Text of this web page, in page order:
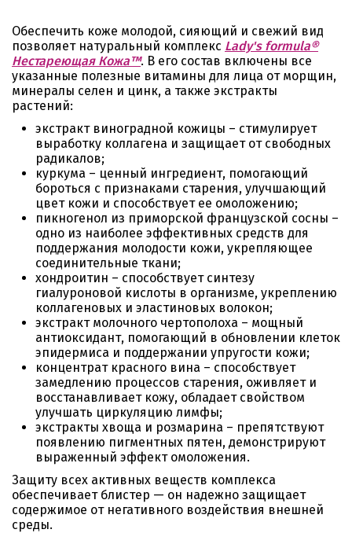
Обеспечить коже молодой, сияющий и свежий вид
позволяет натуральный комплекс Lady's formula®
Нестареющая Кожа™. В его состав включены все
указанные полезные витамины для лица от морщин,
минералы селен и цинк, а также экстракты
растений:
экстракт виноградной кожицы – стимулирует
выработку коллагена и защищает от свободных
радикалов;
куркума – ценный ингредиент, помогающий
бороться с признаками старения, улучшающий
цвет кожи и способствует ее омоложению;
пикногенол из приморской французской сосны –
одно из наиболее эффективных средств для
поддержания молодости кожи, укрепляющее
соединительные ткани;
хондроитин – способствует синтезу
гиалуроновой кислоты в организме, укреплению
коллагеновых и эластиновых волокон;
экстракт молочного чертополоха – мощный
антиоксидант, помогающий в обновлении клеток
эпидермиса и поддержании упругости кожи;
концентрат красного вина – способствует
замедлению процессов старения, оживляет и
восстанавливает кожу, обладает свойством
улучшать циркуляцию лимфы;
экстракты хвоща и розмарина – препятствуют
появлению пигментных пятен, демонстрируют
выраженный эффект омоложения.
Защиту всех активных веществ комплекса
обеспечивает блистер — он надежно защищает
содержимое от негативного воздействия внешней
среды.